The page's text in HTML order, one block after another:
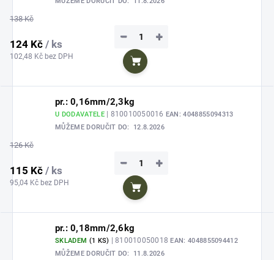
138 Kč
124 Kč / ks
102,48 Kč bez DPH
+
−
Do košíku
pr.: 0,16mm/2,3kg
U DODAVATELE | 810010050016 EAN: 4048855094313
MŮŽEME DORUČIT DO:
12.8.2026
126 Kč
115 Kč / ks
95,04 Kč bez DPH
+
−
Do košíku
pr.: 0,18mm/2,6kg
SKLADEM (1 KS) | 810010050018EAN: 4048855094412
MŮŽEME DORUČIT DO:
11.8.2026